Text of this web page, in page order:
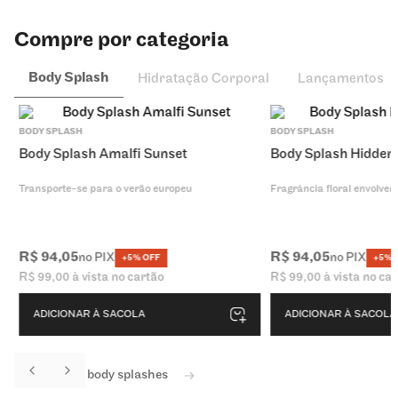
Compre por categoria
Body Splash Hidratação Corporal Lançamentos
BODY SPLASH
Body Splash Amalfi Sunset
Transporte-se para o verão europeu
R$ 94,05no PIX +5% OFF
R$ 99,00 à vista no cartão
ADICIONAR À SACOLA
BODY SPLASH
Body Splash
Fragrância floral
R$94,05no PIX +5%
R$ 99,00 à vista no
ADICIONAR À SACOLA
Ver todos os body splashes